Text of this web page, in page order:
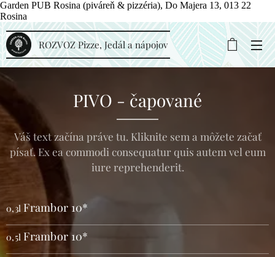
Garden PUB Rosina (piváreň & pizzéria), Do Majera 13, 013 22
Rosina
ROZVOZ Pizze, Jedál a nápojov
PIVO - čapované
Váš text začína práve tu. Kliknite sem a môžete začať
písať. Ex ea commodi consequatur quis autem vel eum
iure reprehenderit.
0,3l Frambor 10*
0,5l Frambor 10*